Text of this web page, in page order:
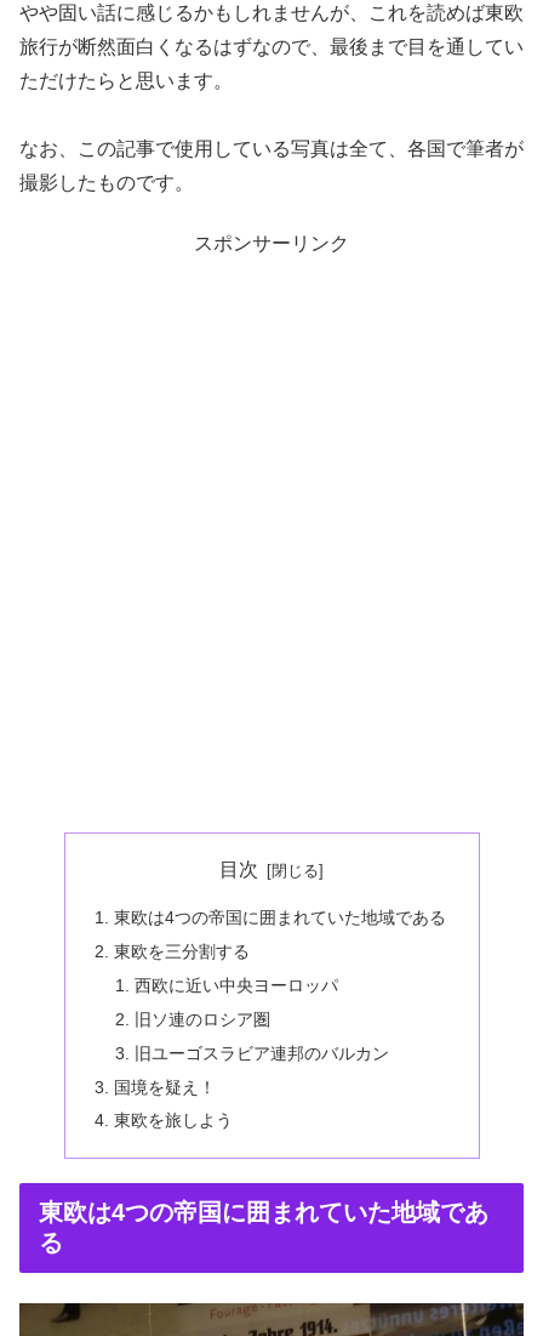
やや固い話に感じるかもしれませんが、これを読めば東欧
旅行が断然面白くなるはずなので、最後まで目を通してい
ただけたらと思います。
なお、この記事で使用している写真は全て、各国で筆者が
撮影したものです。
スポンサーリンク
目次
東欧は4つの帝国に囲まれていた地域である
東欧を三分割する
西欧に近い中央ヨーロッパ
旧ソ連のロシア圏
旧ユーゴスラビア連邦のバルカン
国境を疑え！
東欧を旅しよう
東欧は4つの帝国に囲まれていた地域であ
る